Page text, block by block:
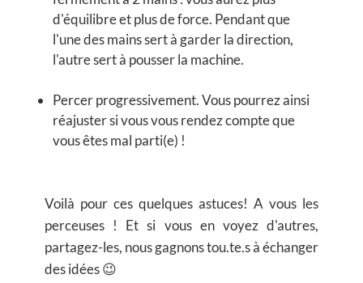
d'équilibre et plus de force. Pendant que
l'une des mains sert à garder la direction,
l'autre sert à pousser la machine.
Percer progressivement. Vous pourrez ainsi
réajuster si vous vous rendez compte que
vous êtes mal parti(e) !
Voilà pour ces quelques astuces! A vous les
perceuses ! Et si vous en voyez d'autres,
partagez-les, nous gagnons tou.te.s à échanger
des idées 😉